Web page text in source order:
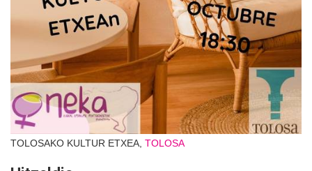
TOLOSAKO KULTUR ETXEA, TOLOSA